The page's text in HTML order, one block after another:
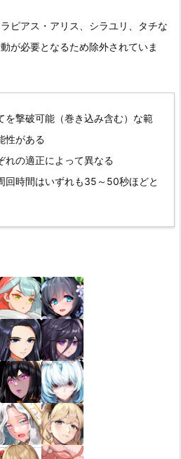
ピアス・アリス、シラユリ、タチな
が必要となるため除外されていま
を撃破可能（巻き込み含む）な範
性がある
れの適正によって異なる
回時間はいずれも35～50秒ほどと